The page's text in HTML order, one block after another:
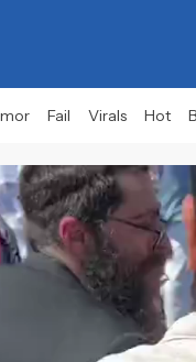
Fail Virals Hot